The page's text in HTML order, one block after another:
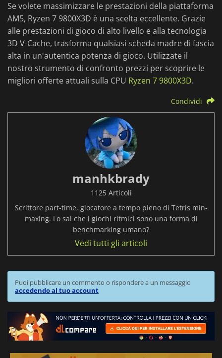
Se volete massimizzare le prestazioni della piattaforma
AM5, Ryzen 7 9800X3D è una scelta eccellente. Grazie
alle prestazioni di gioco di alto livello e alla tecnologia
3D V-Cache, trasforma qualsiasi scheda madre di fascia
alta in un'autentica potenza di gioco. Utilizzate il
nostro strumento di confronto prezzi per scoprire le
migliori offerte attuali sulla CPU Ryzen 7 9800X3D.
Condividi
manhkbrady
1125 Articoli
Scrittore part-time, giocatore a tempo pieno di Tetris min-
maxing. Lo sai che i giochi ritmici sono una forma di
benchmarking umano?
Vedi tutti gli articoli
Puoi pubblicare un commento o rispondere a un messaggio
accedendo al tuo account